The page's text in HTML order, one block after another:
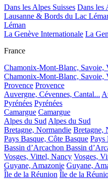
Dans les Alpes Suisses Dans les
Lausanne & Bords du Lac
Léman
La Genève Internationale La
France
Chamonix-Mont-Blanc, Savoie,
Chamonix-Mont-Blanc, Savoie,
Provence Provence
Auvergne, Cévennes, Cantal...
Pyrénées Pyrénées
Camargue Camargue
Alpes du Sud Alpes du Sud
Bretagne, Normandie Bretagne,
Pays Basque, Côte Basque Pays
Bassin d’Arcachon Bassin
Vosges, Vittel, Nancy Vosges,
Guyane, Amazonie Guyane,
Île de la Réunion Île de la